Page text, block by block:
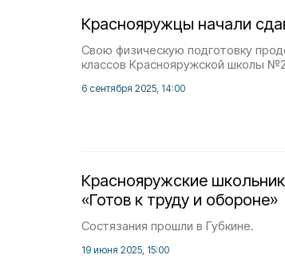
Краснояружцы начали
Свою физическую подготовку
классов Краснояружской школы
6 сентября 2025, 14:00
Краснояружские
«Готов к труду и обороне»
Состязания прошли в Губкине.
19 июня 2025, 15:00